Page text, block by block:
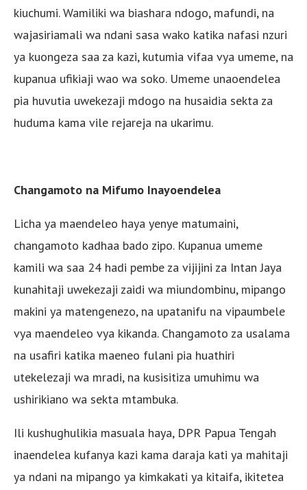
kiuchumi. Wamiliki wa biashara ndogo, mafundi, na
wajasiriamali wa ndani sasa wako katika nafasi nzuri
ya kuongeza saa za kazi, kutumia vifaa vya umeme, na
kupanua ufikiaji wao wa soko. Umeme unaoendelea
pia huvutia uwekezaji mdogo na husaidia sekta za
huduma kama vile rejareja na ukarimu.
Changamoto na Mifumo Inayoendelea
Licha ya maendeleo haya yenye matumaini,
changamoto kadhaa bado zipo. Kupanua umeme
kamili wa saa 24 hadi pembe za vijijini za Intan Jaya
kunahitaji uwekezaji zaidi wa miundombinu, mipango
makini ya matengenezo, na upatanifu na vipaumbele
vya maendeleo vya kikanda. Changamoto za usalama
na usafiri katika maeneo fulani pia huathiri
utekelezaji wa mradi, na kusisitiza umuhimu wa
ushirikiano wa sekta mtambuka.
Ili kushughulikia masuala haya, DPR Papua Tengah
inaendelea kufanya kazi kama daraja kati ya mahitaji
ya ndani na mipango ya kimkakati ya kitaifa, ikitetea